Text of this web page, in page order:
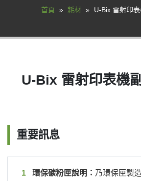
首頁 » 耗材 » U-Bix 雷射印
U-Bix 雷射印表機
重要訊息
環保碳粉匣說明： 乃環保匣製